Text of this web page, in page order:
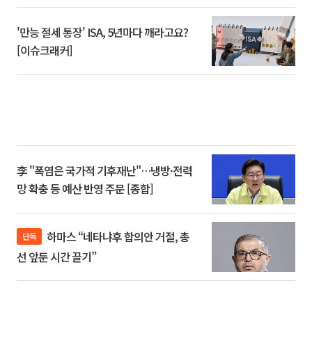
'만능 절세 통장' ISA, 5년마다 깨라고요?
[이슈크래커]
李 "폭염은 국가적 기후재난"…냉방·전력
망 확충 등 예산 반영 주문 [종합]
단독
선 앞둔 시간 끌기”